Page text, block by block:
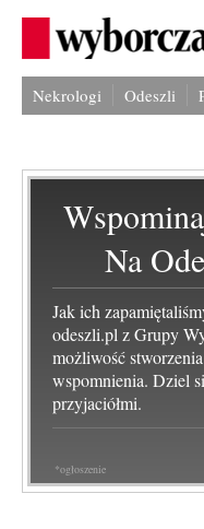
Nekrologi Odeszli
Na
Jak ich
odeszli.pl z Grupy
możliwość
wspomnienia. Dziel
przyjaciółmi.
*ogłoszenie